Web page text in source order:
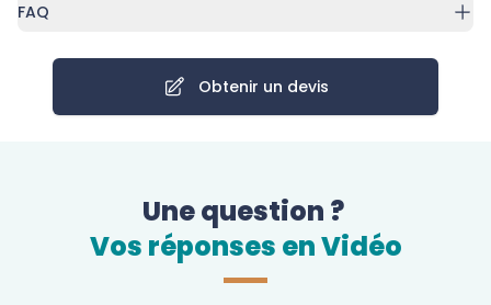
FAQ
Obtenir un devis
Une question ?
Vos réponses en Vidéo